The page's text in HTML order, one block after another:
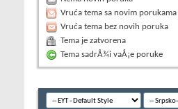
Vruća tema sa novim porukama
Vruća tema bez novih poruka
Tema je zatvorena
Tema sadrÅ¾i vaÅ¡e poruke